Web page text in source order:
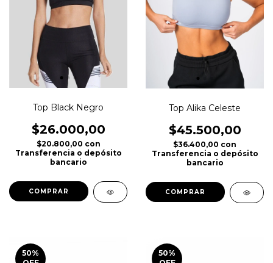
Top Black Negro
$26.000,00
$20.800,00 con
Transferencia o depósito
bancario
COMPRAR
Top Alika Celeste
$45.500,00
$36.400,00 con
Transferencia o depósito
bancario
COMPRAR
50%
50%